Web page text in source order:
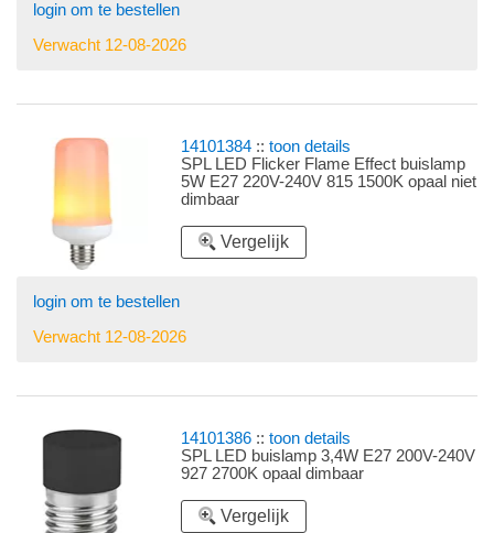
login om te bestellen
Verwacht 12-08-2026
14101384 ::toon details
SPL LED Flicker Flame Effect buislamp
5W E27 220V-240V 815 1500K opaal niet
dimbaar
Vergelijk
login om te bestellen
Verwacht 12-08-2026
14101386 ::toon details
SPL LED buislamp 3,4W E27 200V-240V
927 2700K opaal dimbaar
Vergelijk